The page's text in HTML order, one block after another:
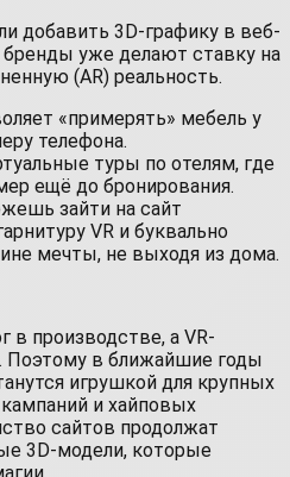
добавить 3D-графику в веб-
бренды уже делают ставку на
(AR) реальность.
«примерять» мебель у
телефона.
туры по отелям, где
ещё до бронирования.
зайти на сайт
VR и буквально
мечты, не выходя из дома.
в производстве, а VR-
Поэтому в ближайшие годы
игрушкой для крупных
и хайповых
сайтов продолжат
3D-модели, которые